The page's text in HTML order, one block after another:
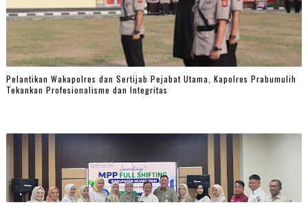
Pelantikan Wakapolres dan Sertijab Pejabat Utama, Kapolres Prabumulih
Tekankan Profesionalisme dan Integritas